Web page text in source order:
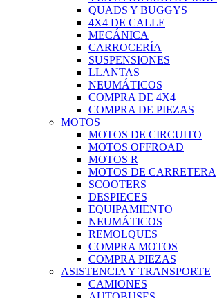
QUADS Y BUGGYS
4X4 DE CALLE
MECÁNICA
CARROCERÍA
SUSPENSIONES
LLANTAS
NEUMÁTICOS
COMPRA DE 4X4
COMPRA DE PIEZAS
MOTOS
MOTOS DE CIRCUITO
MOTOS OFFROAD
MOTOS R
MOTOS DE CARRETERA
SCOOTERS
DESPIECES
EQUIPAMIENTO
NEUMÁTICOS
REMOLQUES
COMPRA MOTOS
COMPRA PIEZAS
ASISTENCIA Y TRANSPORTE
CAMIONES